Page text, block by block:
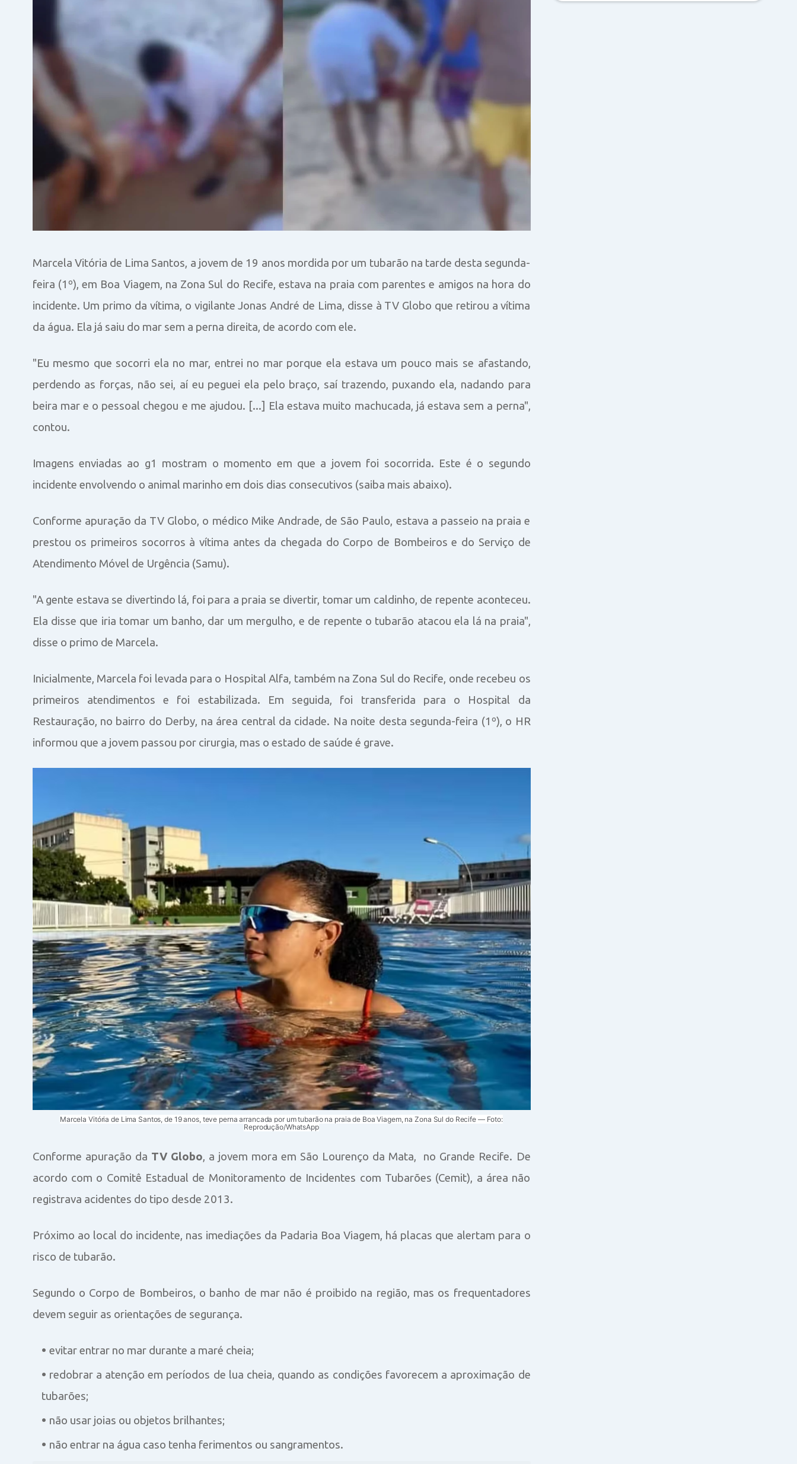
Marcela Vitória de Lima Santos, a jovem de 19 anos mordida por um tubarão na tarde desta segunda-
feira (1º), em Boa Viagem, na Zona Sul do Recife, estava na praia com parentes e amigos na hora do
incidente. Um primo da vítima, o vigilante Jonas André de Lima, disse à TV Globo que retirou a vítima
da água. Ela já saiu do mar sem a perna direita, de acordo com ele.
"Eu mesmo que socorri ela no mar, entrei no mar porque ela estava um pouco mais se afastando,
perdendo as forças, não sei, aí eu peguei ela pelo braço, saí trazendo, puxando ela, nadando para
beira mar e o pessoal chegou e me ajudou. [...] Ela estava muito machucada, já estava sem a perna",
contou.
Imagens enviadas ao g1 mostram o momento em que a jovem foi socorrida. Este é o segundo
incidente envolvendo o animal marinho em dois dias consecutivos (saiba mais abaixo).
Conforme apuração da TV Globo, o médico Mike Andrade, de São Paulo, estava a passeio na praia e
prestou os primeiros socorros à vítima antes da chegada do Corpo de Bombeiros e do Serviço de
Atendimento Móvel de Urgência (Samu).
"A gente estava se divertindo lá, foi para a praia se divertir, tomar um caldinho, de repente aconteceu.
Ela disse que iria tomar um banho, dar um mergulho, e de repente o tubarão atacou ela lá na praia",
disse o primo de Marcela.
Inicialmente, Marcela foi levada para o Hospital Alfa, também na Zona Sul do Recife, onde recebeu os
primeiros atendimentos e foi estabilizada. Em seguida, foi transferida para o Hospital da
Restauração, no bairro do Derby, na área central da cidade. Na noite desta segunda-feira (1º), o HR
informou que a jovem passou por cirurgia, mas o estado de saúde é grave.
Marcela Vitória de Lima Santos, de 19 anos, teve perna arrancada por um tubarão na praia de Boa Viagem, na Zona Sul do Recife — Foto:
Reprodução/WhatsApp
Conforme apuração da TV Globo, a jovem mora em São Lourenço da Mata,
no Grande Recife. De
acordo com o Comitê Estadual de Monitoramento de Incidentes com Tubarões (Cemit), a área não
registrava acidentes do tipo desde 2013.
Próximo ao local do incidente, nas imediações da Padaria Boa Viagem, há placas que alertam para o
risco de tubarão.
Segundo o Corpo de Bombeiros, o banho de mar não é proibido na região, mas os frequentadores
devem seguir as orientações de segurança.
evitar entrar no mar durante a maré cheia;
redobrar a atenção em períodos de lua cheia, quando as condições favorecem a aproximação de
tubarões;
não usar joias ou objetos brilhantes;
não entrar na água caso tenha ferimentos ou sangramentos.